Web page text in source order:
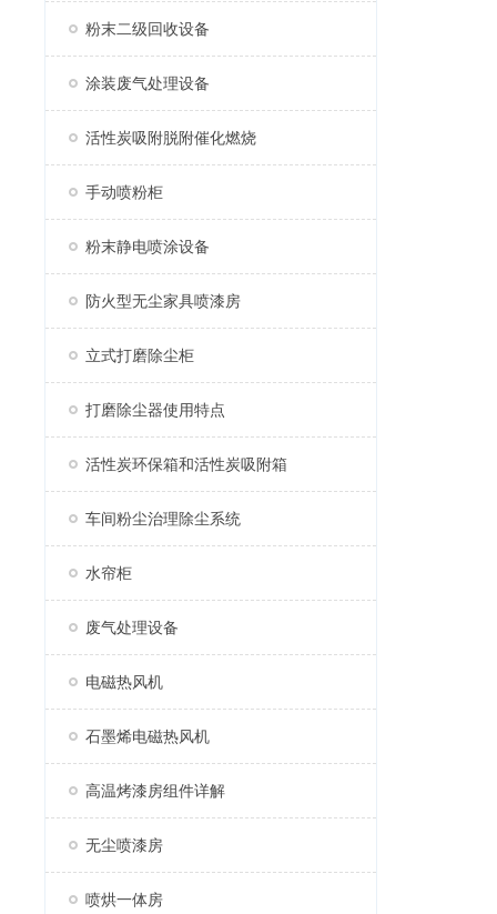
粉末二级回收设备
涂装废气处理设备
活性炭吸附脱附催化燃烧
手动喷粉柜
粉末静电喷涂设备
防火型无尘家具喷漆房
立式打磨除尘柜
打磨除尘器使用特点
活性炭环保箱和活性炭吸附箱
车间粉尘治理除尘系统
水帘柜
废气处理设备
电磁热风机
石墨烯电磁热风机
高温烤漆房组件详解
无尘喷漆房
喷烘一体房